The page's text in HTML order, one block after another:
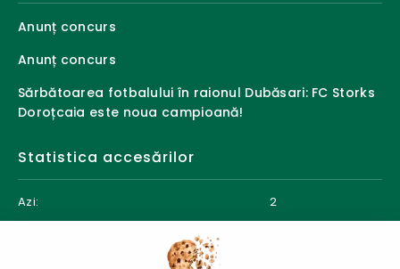
Anunț concurs
Anunț concurs
Sărbătoarea fotbalului în raionul Dubăsari: FC Storks
Doroțcaia este noua campioană!
Statistica accesărilor
Azi:
2